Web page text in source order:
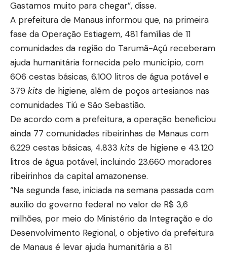
Gastamos muito para chegar”, disse.
A prefeitura de Manaus informou que, na primeira
fase da Operação Estiagem, 481 famílias de 11
comunidades da região do Tarumã-Açú receberam
ajuda humanitária fornecida pelo município, com
606 cestas básicas, 6.100 litros de água potável e
379 kits de higiene, além de poços artesianos nas
comunidades Tiú e São Sebastião.
De acordo com a prefeitura, a operação beneficiou
ainda 77 comunidades ribeirinhas de Manaus com
6.229 cestas básicas, 4.833 kits de higiene e 43.120
litros de água potável, incluindo 23.660 moradores
ribeirinhos da capital amazonense.
“Na segunda fase, iniciada na semana passada com
auxílio do governo federal no valor de R$ 3,6
milhões, por meio do Ministério da Integração e do
Desenvolvimento Regional, o objetivo da prefeitura
de Manaus é levar ajuda humanitária a 81